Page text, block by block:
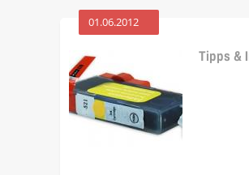
01.06.2012
Tipps &